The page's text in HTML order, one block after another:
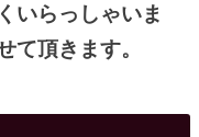
いらっしゃいま
て頂きます。